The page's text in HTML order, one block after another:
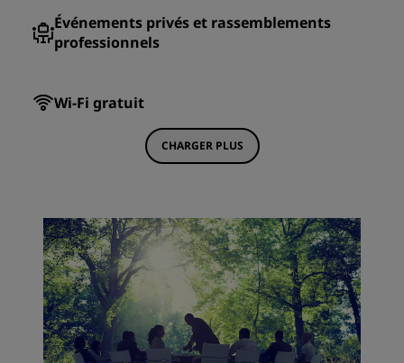
Événements privés et rassemblements
professionnels
Wi-Fi gratuit
CHARGER PLUS